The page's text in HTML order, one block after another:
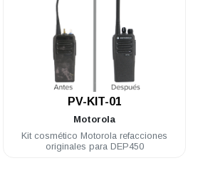
PV-KIT-01
Motorola
Kit cosmético Motorola refacciones
originales para DEP450